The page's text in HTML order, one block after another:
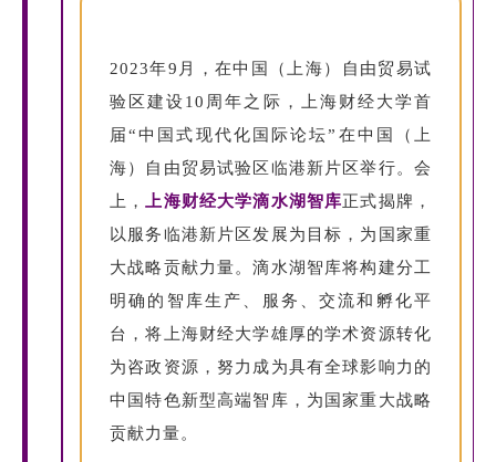
2023年9月，在中国（上海）自由贸易试
验区建设10周年之际，上海财经大学首
届“中国式现代化国际论坛”在中国（上
海）自由贸易试验区临港新片区举行。会
上，
上海财经大学滴水湖智库正式揭牌，
以服务临港新片区发展为目标，为国家重
大战略贡献力量。滴水湖智库将构建分工
明确的智库生产、服务、交流和孵化平
台，将上海财经大学雄厚的学术资源转化
为咨政资源，努力成为具有全球影响力的
中国特色新型高端智库，为国家重大战略
贡献力量。